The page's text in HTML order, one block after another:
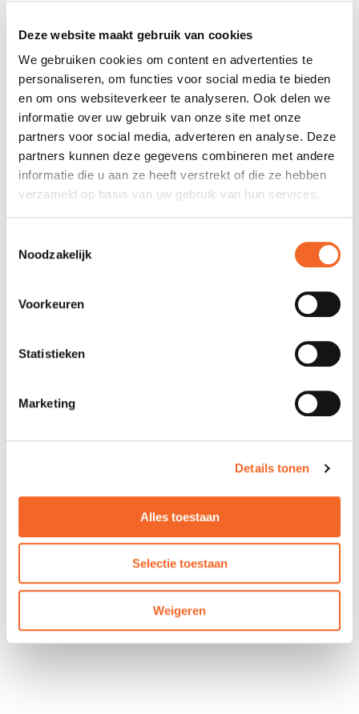
Deze website maakt gebruik van cookies
We gebruiken cookies om content en advertenties te
personaliseren, om functies voor social media te bieden
en om ons websiteverkeer te analyseren. Ook delen we
informatie over uw gebruik van onze site met onze
partners voor social media, adverteren en analyse. Deze
partners kunnen deze gegevens combineren met andere
informatie die u aan ze heeft verstrekt of die ze hebben
verzameld op basis van uw gebruik van hun services.
Noodzakelijk
Voorkeuren
Statistieken
Marketing
Details tonen
Alles toestaan
Selectie toestaan
Weigeren